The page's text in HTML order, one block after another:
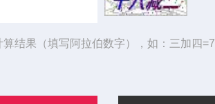
算结果（填写阿拉伯数字），如：三加四=7